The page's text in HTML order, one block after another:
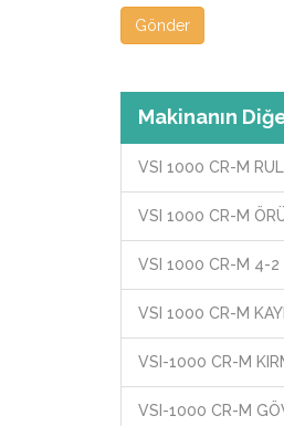
Gönder
Makinanın
VSI 1000 CR-M
VSI 1000 CR-M
VSI 1000 CR-M 4-2
VSI 1000 CR-M
VSI-1000 CR-M
VSI-1000 CR-M